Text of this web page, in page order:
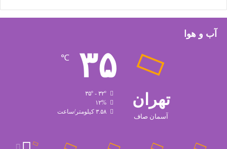
آب و هوا
تهران
آسمان صاف
۳۵ ℃
۳۵º - ۳۲º
۱۲%
۳.۵۸ کیلومتر/ساعت